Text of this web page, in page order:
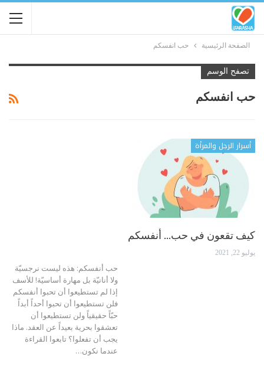
الصفحة الرئيسية حب انفسكم
تصفح الوسم
حب انفسكم
أسرار الرجل والمرأة
كيف تقعون في حب… أنفسكم
يوليو 22, 2021
حب أنفسكم: هذه ليست نرجسيّة
ولا أنانيّة بل مهارة أساسيّة! للأسف
إذا لم تستطيعوا أن تحبوا أنفسكم
فلن تستطيعوا أن تحبوا أحداً أبداً
حبّاً حقيقياً ولن تستطيعوا أن
تعشقوا بحرية بعيداً عن العقد. ماذا
يجب أن تفعلوا؟ تابعوا القراءة
عندما نكون…